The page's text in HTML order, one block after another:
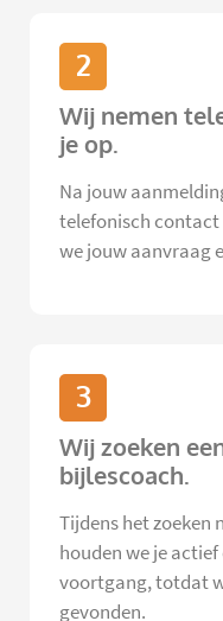
2
Wij nemen
je op.
Na jouw
telefonisch contact
we jouw aanvraag
3
Wij zoeken
bijlescoach.
Tijdens het zoeken
houden we je
voortgang, totdat
gevonden.